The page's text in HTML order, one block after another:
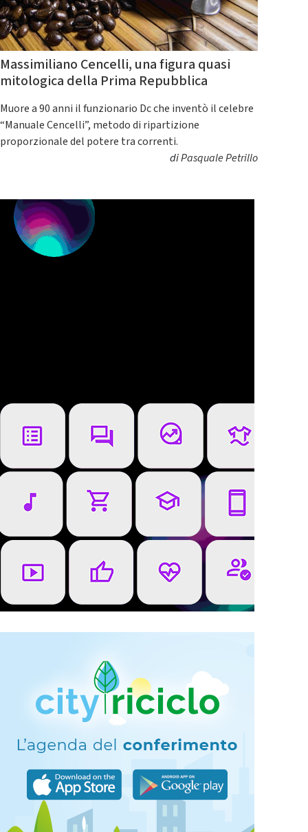
Massimiliano Cencelli, una figura quasi
mitologica della Prima Repubblica
Muore a 90 anni il funzionario Dc che inventò il celebre
“Manuale Cencelli”, metodo di ripartizione
proporzionale del potere tra correnti.
diPasquale Petrillo